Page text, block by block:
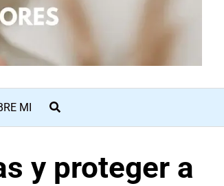
MI
y proteger a